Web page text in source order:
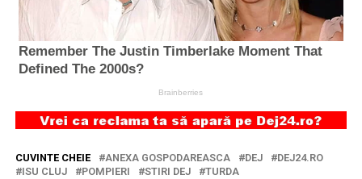
CUVINTE CHEIE ANEXA GOSPODAREASCA DEJ
DEJ24.RO
ISU CLUJ
POMPIERI STIRI DEJ TURDA